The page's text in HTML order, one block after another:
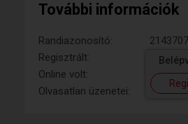
További információk
Randiazonosító:
2143707
Regisztrált:
Online volt:
Olvasatlan üzenetei: